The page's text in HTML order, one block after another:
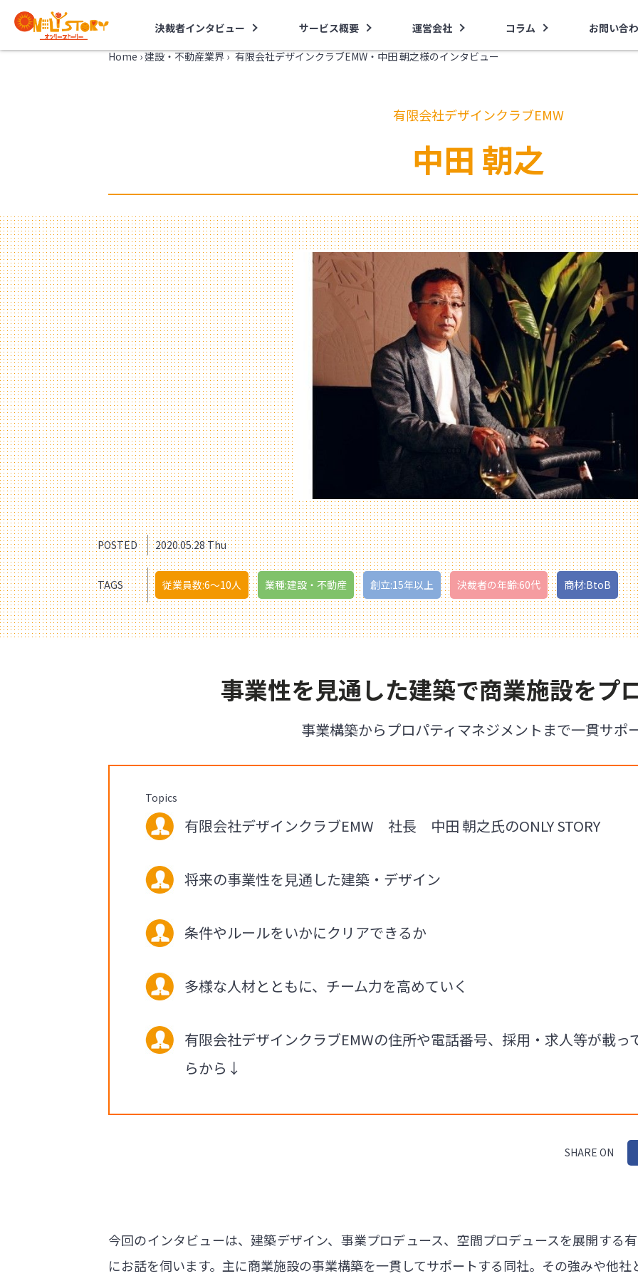
決裁者インタビュー サービス概要 運営会社 コラム お問い合
Home ›建設・不動産業界 › 有限会社デザインクラブEMW・中田 朝之様のインタビュー
有限会社デザインクラブEMW
中田 朝之
POSTED 2020.05.28 Thu
TAGS 従業員数:6～10人 業種:建設・不動産 創立:15年以上 決裁者の年齢:60代 商材:BtoB
事業性を見通した建築で商業施設をプ
事業構築からプロパティマネジメントまで一貫サポ
Topics
有限会社デザインクラブEMW 社長 中田 朝之氏のONLY STORY
将来の事業性を見通した建築・デザイン
条件やルールをいかにクリアできるか
多様な人材とともに、チーム力を高めていく
有限会社デザインクラブEMWの住所や電話番号、採用・求人等が載っ
らから↓
SHARE ON
今回のインタビューは、建築デザイン、事業プロデュース、空間プロデュースを展開する
にお話を伺います。主に商業施設の事業構築を一貫してサポートする同社。その強みや他